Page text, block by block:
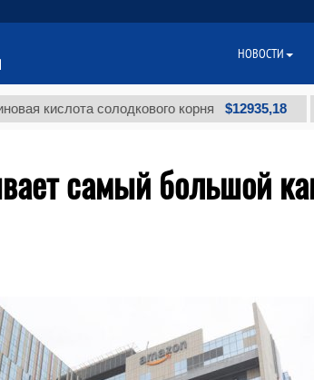
солодкового корня $12935,18
самый большой
НОВОСТИ